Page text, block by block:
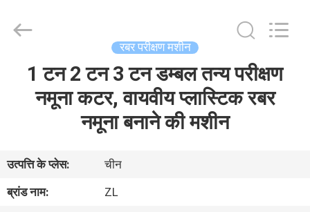
वीडियो
Technology
Reserved.
रबर परीक्षण मशीन
1 टन 2 टन 3 टन डम्बल तन्य परीक्षण
नमूना कटर, वायवीय प्लास्टिक रबर
नमूना बनाने की मशीन
उत्पत्ति के प्लेस:
चीन
ब्रांड नाम:
ZL